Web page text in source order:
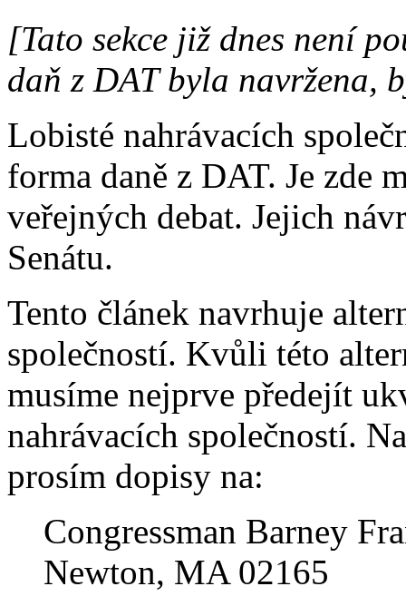
[Tato sekce již dnes není
daň z DAT byla navržena,
Lobisté nahrávacích
forma daně z DAT. Je zde
veřejných debat. Jejich
Senátu.
Tento článek navrhuje
společností. Kvůli této
musíme nejprve předejít
nahrávacích společností.
prosím dopisy na:
Congressman Barney
Newton, MA 02165